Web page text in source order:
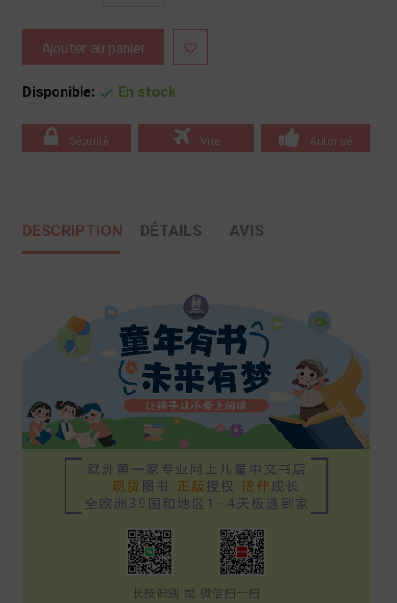
Ajouter au panier 
Disponible:  En stock
Sécurité Vite Autorisé
DESCRIPTION DÉTAILS AVIS